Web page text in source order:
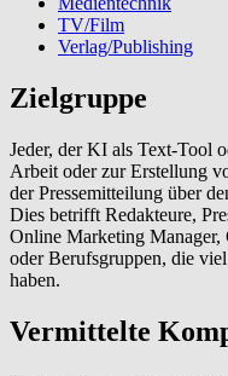
TV/Film
Verlag/Publishing
Zielgruppe
Jeder, der KI als Text-Tool
Arbeit oder zur Erstellung
der Pressemitteilung über
Dies betrifft Redakteure,
Online Marketing
oder Berufsgruppen, die
haben.
Vermittelte